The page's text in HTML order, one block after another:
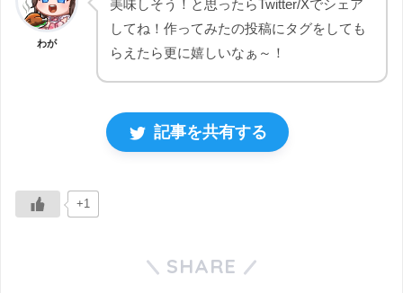
わが
美味しそう！と思ったらTwitter/Xでシェア
してね！作ってみたの投稿にタグをしても
らえたら更に嬉しいなぁ～！
記事を共有する
+1
SHARE